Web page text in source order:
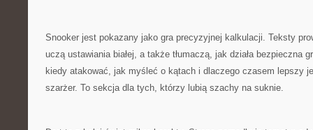
Snooker jest pokazany jako gra precyzyjnej kalkulacji. Teksty
uczą ustawiania białej, a także tłumaczą, jak działa bezpieczna
kiedy atakować, jak myśleć o kątach i dlaczego czasem lepszy
szarżer. To sekcja dla tych, którzy lubią szachy na suknie.